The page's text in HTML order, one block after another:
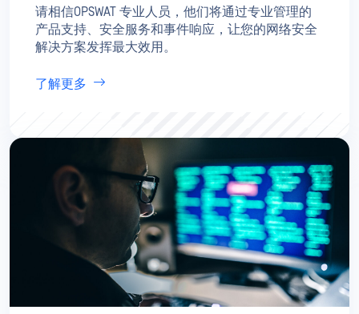
请相信OPSWAT 专业人员，他们将通过专业管理的
产品支持、安全服务和事件响应，让您的网络安全
解决方案发挥最大效用。
了解更多